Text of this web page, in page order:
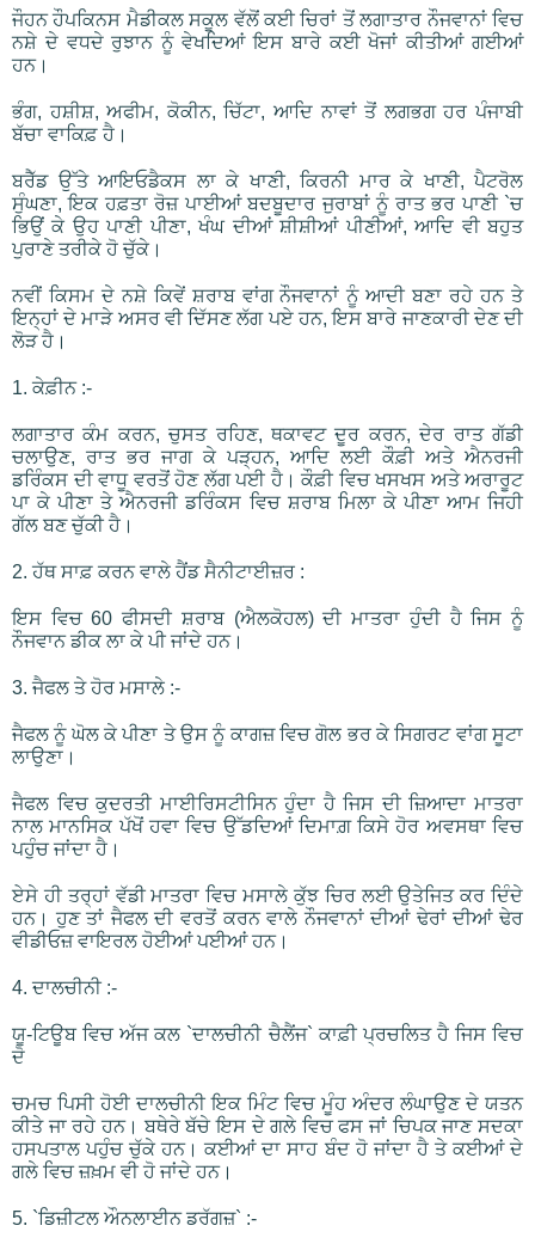
ਜੌਹਨ ਹੌਪਕਿਨਸ ਮੈਡੀਕਲ ਸਕੂਲ ਵੱਲੋਂ ਕਈ ਚਿਰਾਂ ਤੋਂ ਲਗਾਤਾਰ ਨੌਜਵਾਨਾਂ ਵਿਚ
ਨਸ਼ੇ ਦੇ ਵਧਦੇ ਰੁਝਾਨ ਨੂੰ ਵੇਖਦਿਆਂ ਇਸ ਬਾਰੇ ਕਈ ਖੋਜਾਂ ਕੀਤੀਆਂ ਗਈਆਂ
ਹਨ।
ਭੰਗ, ਹਸ਼ੀਸ਼, ਅਫੀਮ, ਕੋਕੀਨ, ਚਿੱਟਾ, ਆਦਿ ਨਾਵਾਂ ਤੋਂ ਲਗਭਗ ਹਰ ਪੰਜਾਬੀ
ਬੱਚਾ ਵਾਕਿਫ਼ ਹੈ।
ਬਰੈੱਡ ਉੱਤੇ ਆਇਓਡੈਕਸ ਲਾ ਕੇ ਖਾਣੀ, ਕਿਰਨੀ ਮਾਰ ਕੇ ਖਾਣੀ, ਪੈਟਰੋਲ
ਸੁੰਘਣਾ, ਇਕ ਹਫ਼ਤਾ ਰੋਜ਼ ਪਾਈਆਂ ਬਦਬੂਦਾਰ ਜੁਰਾਬਾਂ ਨੂੰ ਰਾਤ ਭਰ ਪਾਣੀ `ਚ
ਭਿਉਂ ਕੇ ਉਹ ਪਾਣੀ ਪੀਣਾ, ਖੰਘ ਦੀਆਂ ਸ਼ੀਸ਼ੀਆਂ ਪੀਣੀਆਂ, ਆਦਿ ਵੀ ਬਹੁਤ
ਪੁਰਾਣੇ ਤਰੀਕੇ ਹੋ ਚੁੱਕੇ।
ਨਵੀਂ ਕਿਸਮ ਦੇ ਨਸ਼ੇ ਕਿਵੇਂ ਸ਼ਰਾਬ ਵਾਂਗ ਨੌਜਵਾਨਾਂ ਨੂੰ ਆਦੀ ਬਣਾ ਰਹੇ ਹਨ ਤੇ
ਇਨ੍ਹਾਂ ਦੇ ਮਾੜੇ ਅਸਰ ਵੀ ਦਿੱਸਣ ਲੱਗ ਪਏ ਹਨ, ਇਸ ਬਾਰੇ ਜਾਣਕਾਰੀ ਦੇਣ ਦੀ
ਲੋੜ ਹੈ।
1. ਕੇਫ਼ੀਨ :-
ਲਗਾਤਾਰ ਕੰਮ ਕਰਨ, ਚੁਸਤ ਰਹਿਣ, ਥਕਾਵਟ ਦੂਰ ਕਰਨ, ਦੇਰ ਰਾਤ ਗੱਡੀ
ਚਲਾਉਣ, ਰਾਤ ਭਰ ਜਾਗ ਕੇ ਪੜ੍ਹਨ, ਆਦਿ ਲਈ ਕੌਫ਼ੀ ਅਤੇ ਐਨਰਜੀ
ਡਰਿੰਕਸ ਦੀ ਵਾਧੂ ਵਰਤੋਂ ਹੋਣ ਲੱਗ ਪਈ ਹੈ। ਕੌਫ਼ੀ ਵਿਚ ਖਸਖਸ ਅਤੇ ਅਰਾਰੂਟ
ਪਾ ਕੇ ਪੀਣਾ ਤੇ ਐਨਰਜੀ ਡਰਿੰਕਸ ਵਿਚ ਸ਼ਰਾਬ ਮਿਲਾ ਕੇ ਪੀਣਾ ਆਮ ਜਿਹੀ
ਗੱਲ ਬਣ ਚੁੱਕੀ ਹੈ।
2. ਹੱਥ ਸਾਫ਼ ਕਰਨ ਵਾਲੇ ਹੈਂਡ ਸੈਨੀਟਾਈਜ਼ਰ :
ਇਸ ਵਿਚ 60 ਫੀਸਦੀ ਸ਼ਰਾਬ (ਐਲਕੋਹਲ) ਦੀ ਮਾਤਰਾ ਹੁੰਦੀ ਹੈ ਜਿਸ ਨੂੰ
ਨੌਜਵਾਨ ਡੀਕ ਲਾ ਕੇ ਪੀ ਜਾਂਦੇ ਹਨ।
3. ਜੈਫਲ ਤੇ ਹੋਰ ਮਸਾਲੇ :-
ਜੈਫਲ ਨੂੰ ਘੋਲ ਕੇ ਪੀਣਾ ਤੇ ਉਸ ਨੂੰ ਕਾਗਜ਼ ਵਿਚ ਗੋਲ ਭਰ ਕੇ ਸਿਗਰਟ ਵਾਂਗ ਸੂਟਾ
ਲਾਉਣਾ।
ਜੈਫਲ ਵਿਚ ਕੁਦਰਤੀ ਮਾਈਰਿਸਟੀਸਿਨ ਹੁੰਦਾ ਹੈ ਜਿਸ ਦੀ ਜ਼ਿਆਦਾ ਮਾਤਰਾ
ਨਾਲ ਮਾਨਸਿਕ ਪੱਖੋਂ ਹਵਾ ਵਿਚ ਉੱਡਦਿਆਂ ਦਿਮਾਗ਼ ਕਿਸੇ ਹੋਰ ਅਵਸਥਾ ਵਿਚ
ਪਹੁੰਚ ਜਾਂਦਾ ਹੈ।
ਏਸੇ ਹੀ ਤਰ੍ਹਾਂ ਵੱਡੀ ਮਾਤਰਾ ਵਿਚ ਮਸਾਲੇ ਕੁੱਝ ਚਿਰ ਲਈ ਉਤੇਜਿਤ ਕਰ ਦਿੰਦੇ
ਹਨ। ਹੁਣ ਤਾਂ ਜੈਫਲ ਦੀ ਵਰਤੋਂ ਕਰਨ ਵਾਲੇ ਨੌਜਵਾਨਾਂ ਦੀਆਂ ਢੇਰਾਂ ਦੀਆਂ ਢੇਰ
ਵੀਡੀਓਜ਼ ਵਾਇਰਲ ਹੋਈਆਂ ਪਈਆਂ ਹਨ।
4. ਦਾਲਚੀਨੀ :-
ਯੂ-ਟਿਊਬ ਵਿਚ ਅੱਜ ਕਲ `ਦਾਲਚੀਨੀ ਚੈਲੈਂਜ` ਕਾਫ਼ੀ ਪ੍ਰਚਲਿਤ ਹੈ ਜਿਸ ਵਿਚ
ਦੋ
ਚਮਚ ਪਿਸੀ ਹੋਈ ਦਾਲਚੀਨੀ ਇਕ ਮਿੰਟ ਵਿਚ ਮੂੰਹ ਅੰਦਰ ਲੰਘਾਉਣ ਦੇ ਯਤਨ
ਕੀਤੇ ਜਾ ਰਹੇ ਹਨ। ਬਥੇਰੇ ਬੱਚੇ ਇਸ ਦੇ ਗਲੇ ਵਿਚ ਫਸ ਜਾਂ ਚਿਪਕ ਜਾਣ ਸਦਕਾ
ਹਸਪਤਾਲ ਪਹੁੰਚ ਚੁੱਕੇ ਹਨ। ਕਈਆਂ ਦਾ ਸਾਹ ਬੰਦ ਹੋ ਜਾਂਦਾ ਹੈ ਤੇ ਕਈਆਂ ਦੇ
ਗਲੇ ਵਿਚ ਜ਼ਖ਼ਮ ਵੀ ਹੋ ਜਾਂਦੇ ਹਨ।
5. `ਡਿਜ਼ੀਟਲ ਔਨਲਾਈਨ ਡਰੱਗਜ਼` :-